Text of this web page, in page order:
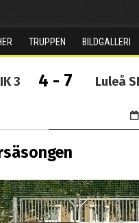
TRUPPEN BILDGALLERI
3 4 - 7 Luleå